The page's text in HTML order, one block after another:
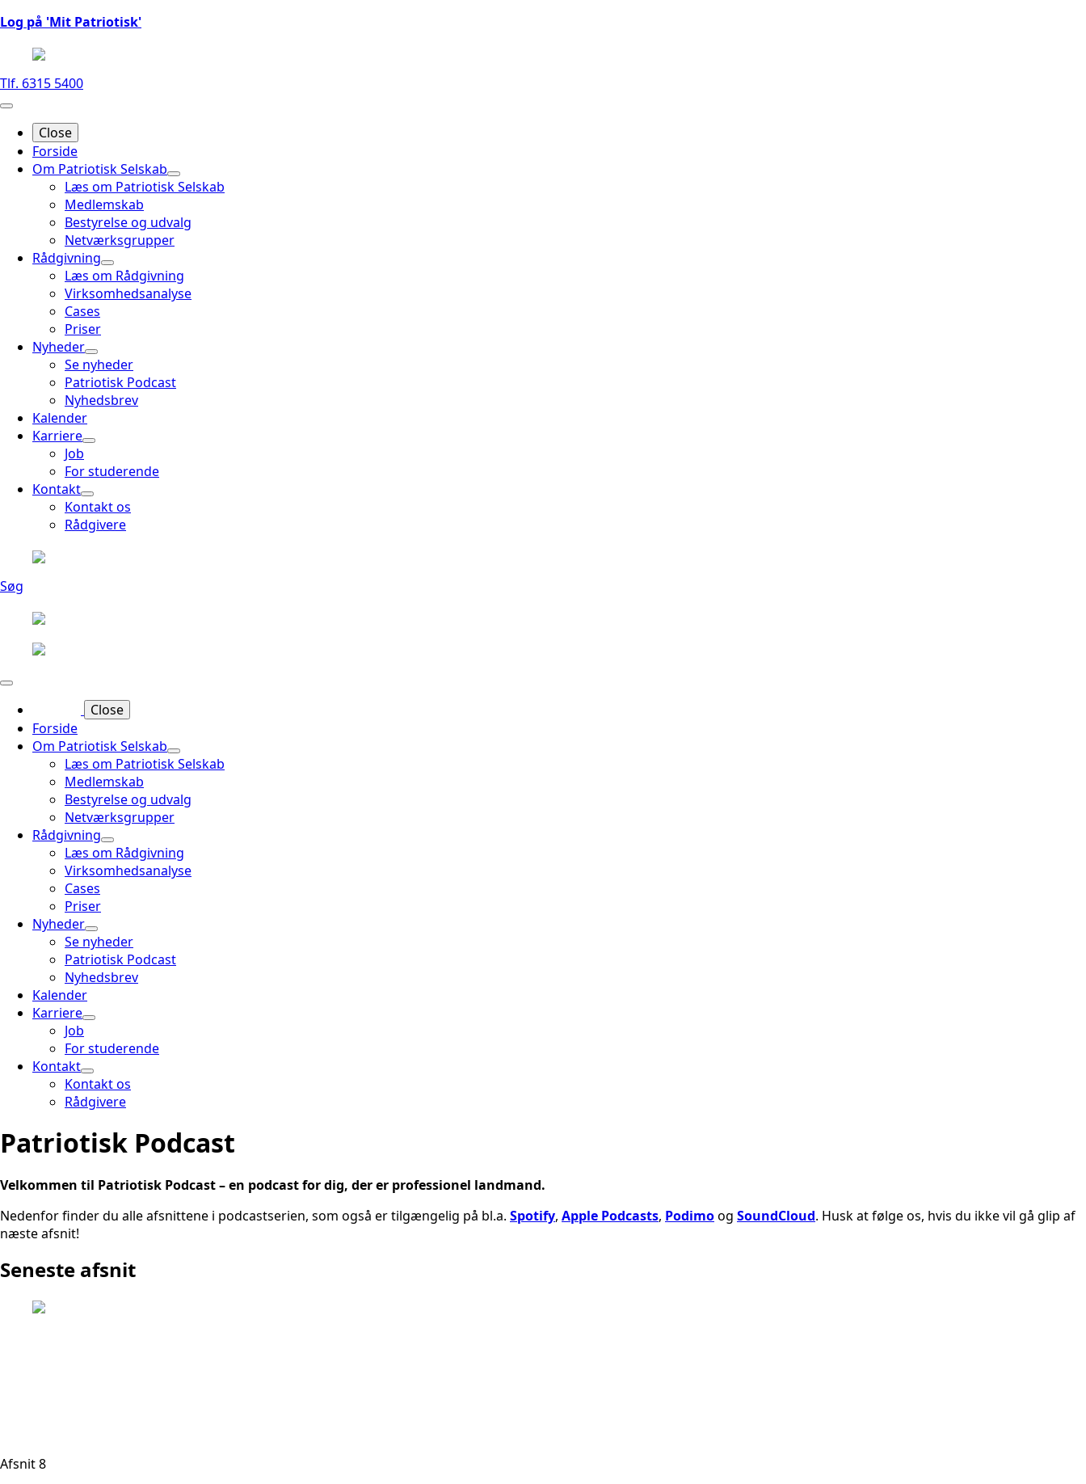
Log på 'Mit Patriotisk'
Tlf. 6315 5400
Close
Forside
Om Patriotisk Selskab
Læs om Patriotisk Selskab
Medlemskab
Bestyrelse og udvalg
Netværksgrupper
Rådgivning
Læs om Rådgivning
Virksomhedsanalyse
Cases
Priser
Nyheder
Se nyheder
Patriotisk Podcast
Nyhedsbrev
Kalender
Karriere
Job
For studerende
Kontakt
Kontakt os
Rådgivere
Søg
Close
Forside
Om Patriotisk Selskab
Læs om Patriotisk Selskab
Medlemskab
Bestyrelse og udvalg
Netværksgrupper
Rådgivning
Læs om Rådgivning
Virksomhedsanalyse
Cases
Priser
Nyheder
Se nyheder
Patriotisk Podcast
Nyhedsbrev
Kalender
Karriere
Job
For studerende
Kontakt
Kontakt os
Rådgivere
Patriotisk Podcast
Velkommen til Patriotisk Podcast – en podcast for dig, der er professionel landmand.
Nedenfor finder du alle afsnittene i podcastserien, som også er tilgængelig på bl.a. Spotify, Apple Podcasts, Podimoog SoundCloud. Husk at følge os, hvis du ikke vil gå glip af
næste afsnit!
Seneste afsnit
Afsnit 8